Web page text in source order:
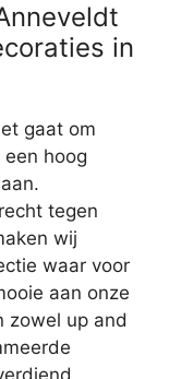
in
gaat om
hoog
tegen
wij
waar voor
aan onze
zowel up and